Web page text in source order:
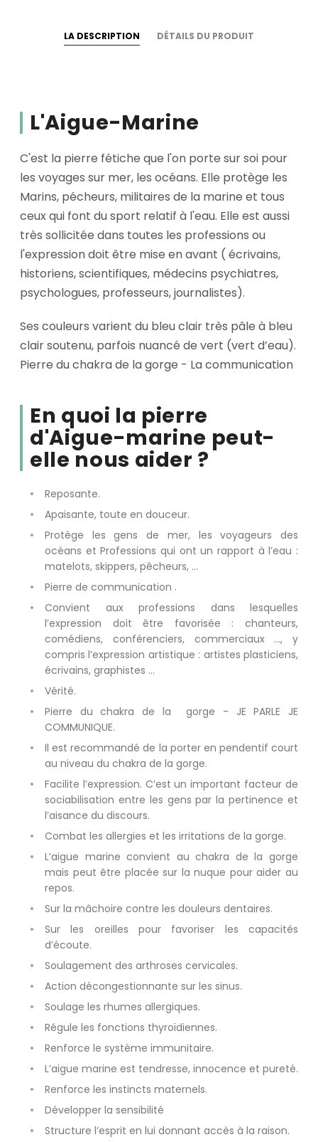
LA DESCRIPTION DÉTAILS DU PRODUIT
L'Aigue-Marine
C'est la pierre fétiche que l'on porte sur soi pour
les voyages sur mer, les océans. Elle protège les
Marins, pécheurs, militaires de la marine et tous
ceux qui font du sport relatif à l'eau. Elle est aussi
très sollicitée dans toutes les professions ou
l'expression doit être mise en avant ( écrivains,
historiens, scientifiques, médecins psychiatres,
psychologues, professeurs, journalistes).
Ses couleurs varient du bleu clair très pâle à bleu
clair soutenu, parfois nuancé de vert (vert d’eau).
Pierre du chakra de la gorge - La communication
En quoi la pierre
d'Aigue-marine peut-
elle nous aider ?
Reposante.
Apaisante, toute en douceur.
Protège les gens de mer, les voyageurs des
océans et Professions qui ont un rapport à l’eau :
matelots, skippers, pêcheurs, ...
Pierre de communication .
Convient aux professions dans lesquelles
l’expression doit être favorisée : chanteurs,
comédiens, conférenciers, commerciaux …, y
compris l’expression artistique : artistes plasticiens,
écrivains, graphistes ...
Vérité.
Pierre du chakra de la gorge - JE PARLE JE
COMMUNIQUE.
Il est recommandé de la porter en pendentif court
au niveau du chakra de la gorge.
Facilite l’expression. C’est un important facteur de
sociabilisation entre les gens par la pertinence et
l’aisance du discours.
Combat les allergies et les irritations de la gorge.
L’aigue marine convient au chakra de la gorge
mais peut être placée sur la nuque pour aider au
repos.
Sur la mâchoire contre les douleurs dentaires.
Sur les oreilles pour favoriser les capacités
d’écoute.
Soulagement des arthroses cervicales.
Action décongestionnante sur les sinus.
Soulage les rhumes allergiques.
Régule les fonctions thyroïdiennes.
Renforce le système immunitaire.
L’aigue marine est tendresse, innocence et pureté.
Renforce les instincts maternels.
Développer la sensibilité
Structure l’esprit en lui donnant accès à la raison.